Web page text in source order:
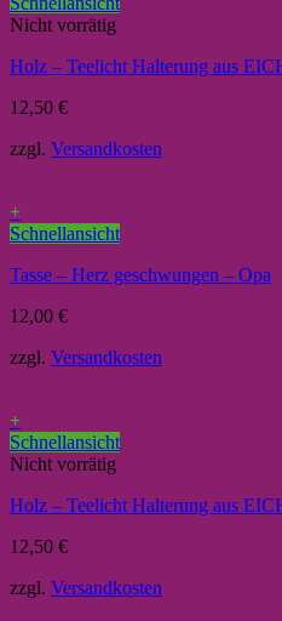
Nicht vorrätig
Holz – Teelicht Halterung aus
12,50 €
zzgl. Versandkosten
+
Schnellansicht
Tasse – Herz geschwungen – Opa
12,00 €
zzgl. Versandkosten
+
Schnellansicht
Nicht vorrätig
Holz – Teelicht Halterung aus
12,50 €
zzgl. Versandkosten